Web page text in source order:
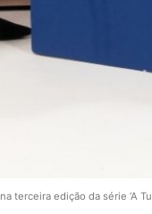
terceira edição da série ‘A